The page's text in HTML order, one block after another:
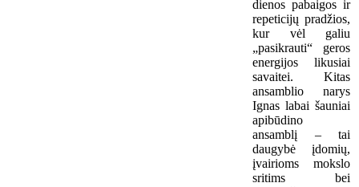
dienos pabaigos ir
repeticijų pradžios,
kur vėl galiu
„pasikrauti“ geros
energijos likusiai
savaitei. Kitas
ansamblio narys
Ignas labai šauniai
apibūdino
ansamblį – tai
daugybė įdomių,
įvairioms mokslo
sritims bei